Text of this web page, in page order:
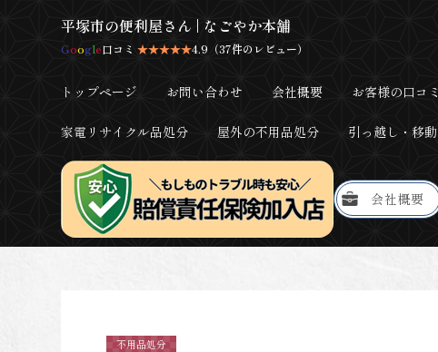
平塚市の便利屋さん | なごやか本舗
Google口コミ★★★★★4.9（37件のレビュー）
トップページ お問い合わせ 会社概要 お客様の口コミ
家電リサイクル品処分 屋外の不用品処分 引っ越し・移動
会社概要
不用品処分